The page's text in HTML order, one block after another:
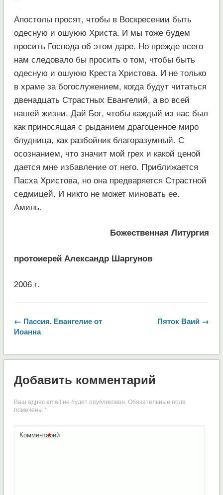
Апостолы просят, чтобы в Воскресении быть
одесную и ошуюю Христа. И мы тоже будем
просить Господа об этом даре. Но прежде всего
нам следовало бы просить о том, чтобы быть
одесную и ошуюю Креста Христова. И не только
в храме за богослужением, когда будут читаться
двенадцать Страстных Евангелий, а во всей
нашей жизни. Дай Бог, чтобы каждый из нас был
как приносящая с рыданием драгоценное миро
блудница, как разбойник благоразумный. С
осознанием, что значит мой грех и какой ценой
дается мне избавление от него. Приближается
Пасха Христова, но она предваряется Страстной
седмицей. И никто не может миновать ее.
Аминь.
Божественная Литургия
протоиерей Александр Шаргунов
2006 г.
← Пассия. Евангелие от
Иоанна
Пяток Ваий →
Добавить комментарий
Ваш адрес email не будет опубликован.Обязательные поля
помечены *
Комментарий
*